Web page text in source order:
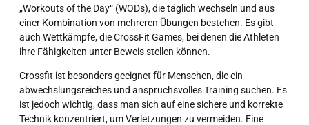
„Workouts of the Day“ (WODs), die täglich wechseln und aus
einer Kombination von mehreren Übungen bestehen. Es gibt
auch Wettkämpfe, die CrossFit Games, bei denen die Athleten
ihre Fähigkeiten unter Beweis stellen können.
Crossfit ist besonders geeignet für Menschen, die ein
abwechslungsreiches und anspruchsvolles Training suchen. Es
ist jedoch wichtig, dass man sich auf eine sichere und korrekte
Technik konzentriert, um Verletzungen zu vermeiden. Eine